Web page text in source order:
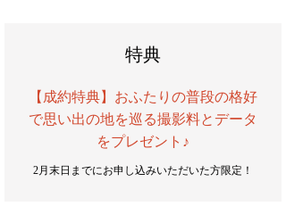
特典
【成約特典】おふたりの普段の格好
で思い出の地を巡る撮影料とデータ
をプレゼント♪
2月末日までにお申し込みいただいた方限定！